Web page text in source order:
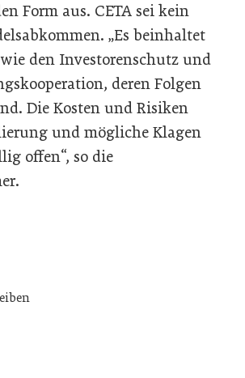
Form aus. CETA sei kein
„Es beinhaltet
den Investorenschutz und
deren Folgen
Die Kosten und Risiken
und mögliche Klagen
offen“, so die